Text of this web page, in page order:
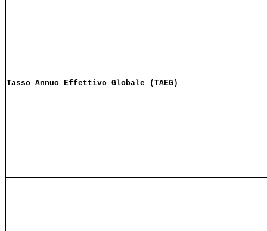
Tasso Annuo Effettivo Globale (TAEG)